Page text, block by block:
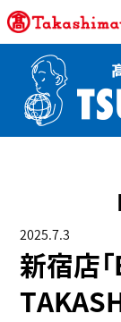
TOP
TOPICS
公式
2025.7.3
新宿店